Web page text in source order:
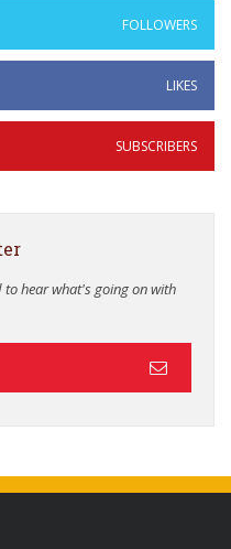
FOLLOWERS
LIKES
SUBSCRIBERS
hear what's going on with